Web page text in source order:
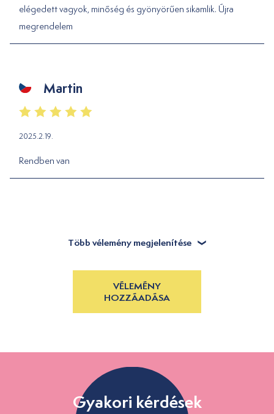
elégedett vagyok, minőség és gyönyörűen sikamlik. Újra
megrendelem
Martin
2025.2.19.
Rendben van
Több vélemény megjelenítése
VÉLEMÉNY
HOZZÁADÁSA
Gyakori kérdések